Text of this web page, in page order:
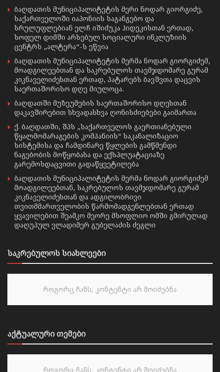
ბაღდათის მუნიციპალიტეტის მერი ნოდარ გიორგიძე,
საქართველოში იაპონიის საგანგებო და
სრულუფლებიან ელჩ იშიძუკა ჰიდეკისთან ერთად,
სოფელ დიმში არსებულ სოციალური ინკლუზიის
ცენტრს „ალტერა“-ს ეწვია
ბაღდათის მუნიციპალიტეტის მერმა ნოდარ გიორგიძემ,
მოადგილეებთან და საკრებულოს თავმჯდომარე გურამ
კიკნაველიძესთან ერთად, პატარებს ბავშვთა დაცვის
საერთაშორისო დღე მიულოცა.
ბაღდათში მუზეუმების საერთაშორისო დღესთან
დაკავშირებით სხვადასხვა ღონისძიებები გაიმართა
ქ. ბაღდათში, შპს „საქართველოს გაერთიანებული
წყალმომარაგების კომპანიის“ საკანალიზაციო
სისტემისა და ჩამდინარე წყლების გამწმენდი
ნაგებობის მოწყობასა და ექსპლუატაციაზე
გარემოსდაცვითი გადაწყვეტილება
ბაღდათის მუნიციპალიტეტის მერმა ნოდარ გიორგიძემ
მოადგილეებთან, საკრებულოს თავმჯდომარე გურამ
კიკნაველიძესთან და ადგილობრივი
თვითმმართველობის წარმომადგენლებთან ერთად
ყვავილებით შეამკო მეორე მსოფლიო ომში გმირულად
დაღუპულ ვლადიმერ გუბელაძის ძეგლი
საკრებულოს სიახლეები
როგორც ჩანს, კონტენტი არ მოიძებნა
აქტუალური თემები
როგორც ჩანს, კონტენტი არ მოიძებნა